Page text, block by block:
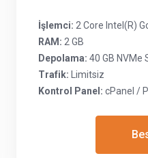
İşlemci: 2 Core Intel(R)
RAM: 2 GB
Depolama: 40 GB NVMe
Trafik: Limitsiz
Kontrol Panel: cPanel /